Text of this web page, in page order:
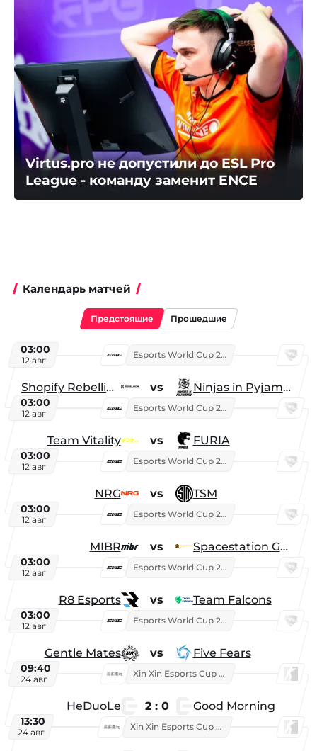
Virtus.pro не допустили до ESL Pro
League - команду заменит ENCE
Календарь матчей
Предстоящие Прошедшие
03:00
12 авг
Esports World Cup 2026
Shopify Rebellion vs Ninjas in Pyjamas
03:00
12 авг
Esports World Cup 2026
Team Vitality vs FURIA
03:00
12 авг
Esports World Cup 2026
NRG vs TSM
03:00
12 авг
Esports World Cup 2026
MIBR vs Spacestation Gaming
03:00
12 авг
Esports World Cup 2026
R8 Esports vs Team Falcons
03:00
12 авг
Esports World Cup 2026
Gentle Mates vs Five Fears
09:40
24 авг
Xin Xin Esports Cup 2025
HeDuoLe 2 : 0 Good Morning
13:30
24 авг
Xin Xin Esports Cup 2026